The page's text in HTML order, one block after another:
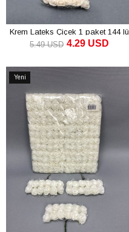
Krem Lateks Çiçek 1 paket 144 lü
4.29 USD
5.49 USD
Yeni